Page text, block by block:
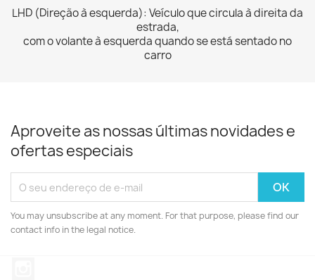
LHD (Direção à esquerda): Veículo que circula à direita da
estrada,
com o volante à esquerda quando se está sentado no
carro
Aproveite as nossas últimas novidades e
ofertas especiais
You may unsubscribe at any moment. For that purpose, please find our
contact info in the legal notice.